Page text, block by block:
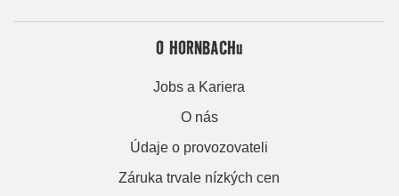
O HORNBACHu
Jobs a Kariera
O nás
Údaje o provozovateli
Záruka trvale nízkých cen